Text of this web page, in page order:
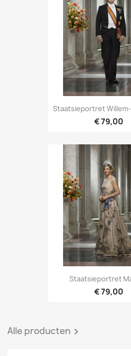
Staatsieportret
€ 79,00
Staatsieportret
€ 79,00
Alle producten 